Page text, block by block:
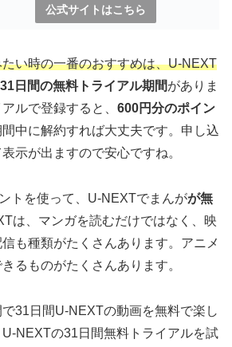
公式サイトはこちら
い時の一番のおすすめは、U-NEXT
31日間の無料トライアル期間がありま
ルで登録すると、 600円分のポイン
中に解約すれば大丈夫です。申し込
示が出ますので安心ですね。
トを使って、U-NEXTでまんがが無
は、マンガを読むだけではなく、映
も種類がたくさんあります。アニメ
るものがたくさんあります。
31日間U-NEXTの動画を無料で楽し
NEXTの31日間無料トライアルを試